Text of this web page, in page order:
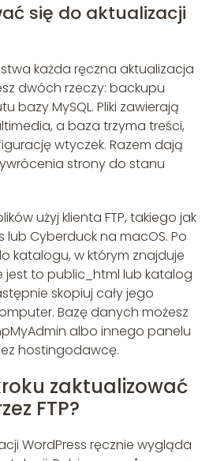
się do aktualizacji
każda ręczna aktualizacja
dwóch rzeczy: backupu
bazy MySQL. Pliki zawierają
a baza trzyma treści,
wtyczek. Razem dają
strony do stanu
użyj klienta FTP, takiego jak
lub Cyberduck na macOS. Po
katalogu, w którym znajduje
jest to public_html lub katalog
skopiuj cały jego
Bazę danych możesz
albo innego panelu
hostingodawcę.
zaktualizować
FTP?
WordPress ręcznie wygląda